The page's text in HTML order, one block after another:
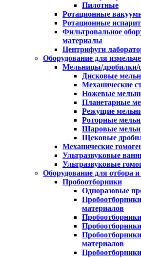
Пилотные
Ротационные
Ротационные
Фильтровальное
материалы
Центрифуги
Оборудование для
Мельницы/дробилки/
Дисковые
Механические
Ножевые
Планетарные
Режущие
Роторные
Шаровые
Щековые
Механические
Ультразвуковые
Ультразвуковые
Оборудование для отбора
Пробоотборники
Одноразовые
материалов
материалов